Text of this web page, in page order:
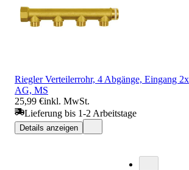
Riegler Verteilerrohr, 4 Abgänge, Eingang
AG, MS
25,99 €inkl. MwSt.
Lieferung bis 1-2 Arbeitstage
Details anzeigen